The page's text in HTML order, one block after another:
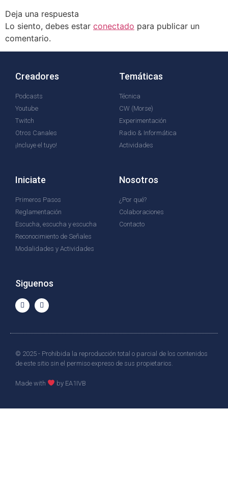
Deja una respuesta
Lo siento, debes estar conectado para publicar un
comentario.
Creadores
Podcasts
Youtube
Twitch
Otros Canales
¡Incluye el tuyo!
Temáticas
Técnica
CW (Morse)
Experimentación
Radio & Informática
Actividades
Iniciate
Primeros Pasos
Reglamentación
Escucha, escucha y escucha
Reconocimiento de Señales
Modalidades y Actividades
Nosotros
¿Por qué?
Colaboraciones
Contacto
Siguenos
© 2025 - Prohibida la reproducción total o parcial de los contenidos
de este sitio sin el permiso expreso de sus propietarios.
Made with by EA1IVB